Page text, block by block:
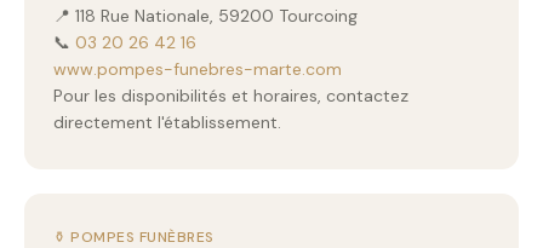
📍 118 Rue Nationale, 59200 Tourcoing
📞 03 20 26 42 16
www.pompes-funebres-marte.com
Pour les disponibilités et horaires, contactez
directement l'établissement.
⚱️ POMPES FUNÈBRES